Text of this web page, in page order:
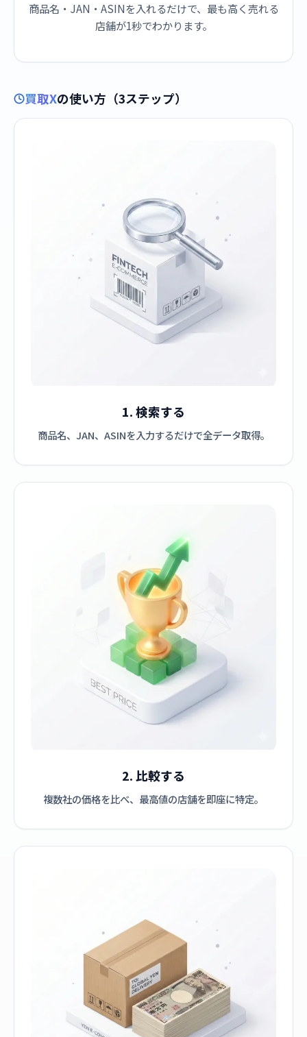
商品名・JAN・ASINを入れるだけで、最も高く売れる
店舗が1秒でわかります。
買取Xの使い方（3ステップ）
1. 検索する
商品名、JAN、ASINを入力するだけで全データ取得。
2. 比較する
複数社の価格を比べ、最高値の店舗を即座に特定。